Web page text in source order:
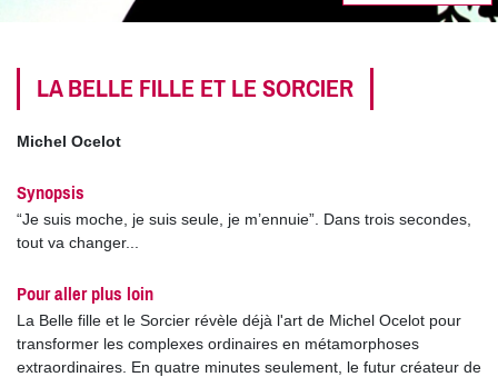
LA BELLE FILLE ET LE SORCIER
Michel Ocelot
Synopsis
“Je suis moche, je suis seule, je m’ennuie”. Dans trois secondes,
tout va changer...
Pour aller plus loin
La Belle fille et le Sorcier révèle déjà l'art de Michel Ocelot pour
transformer les complexes ordinaires en métamorphoses
extraordinaires. En quatre minutes seulement, le futur créateur de